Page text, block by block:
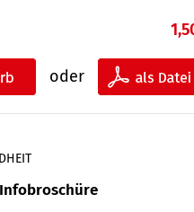
oder